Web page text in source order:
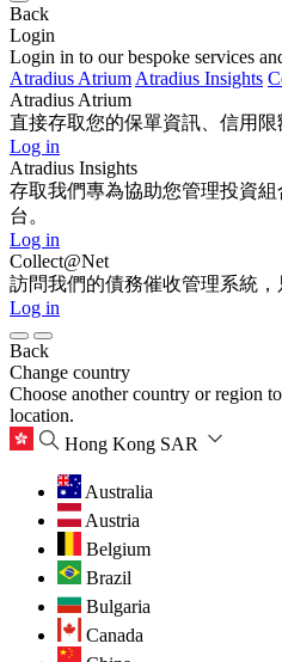
Back
Login
Login in to our bespoke services
Atradius Atrium Atradius Insights
Atradius Atrium
直接存取您的保單資訊、信用限
Log in
Atradius Insights
存取我們專為協助您管理投資
台。
Log in
Collect@Net
訪問我們的債務催收管理系統，
Log in
Back
Change country
Choose another country or region
location.
Hong Kong SAR
Australia
Austria
Belgium
Brazil
Bulgaria
Canada